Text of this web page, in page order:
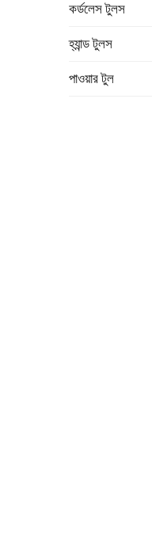
কর্ডলেস টুলস
হ্যান্ড টুলস
পাওয়ার টুল